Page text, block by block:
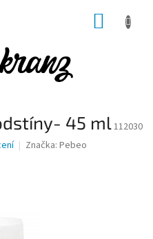
45 ml112030
Značka: Pebeo